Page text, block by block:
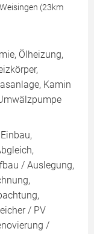
(23km
Ölheizung,
Kamin
/ Auslegung,
/ PV
/